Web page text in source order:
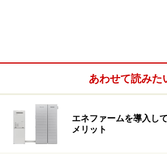
でも」と部屋探しや購入を考えてい
思い付きで始めている人が多いもの
って営業マンも、お客さんがいう条
を始めますが、なんの疑問も感じ
ではいけません。
あわせて読みた
エネファームを導入し
メリット